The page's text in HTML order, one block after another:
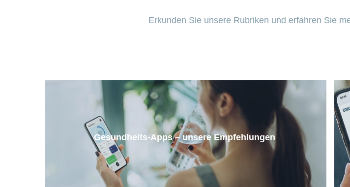
Erkunden Sie unsere Rubriken und erfahren Sie
Gesundheits-Apps – unsere Empfehlungen